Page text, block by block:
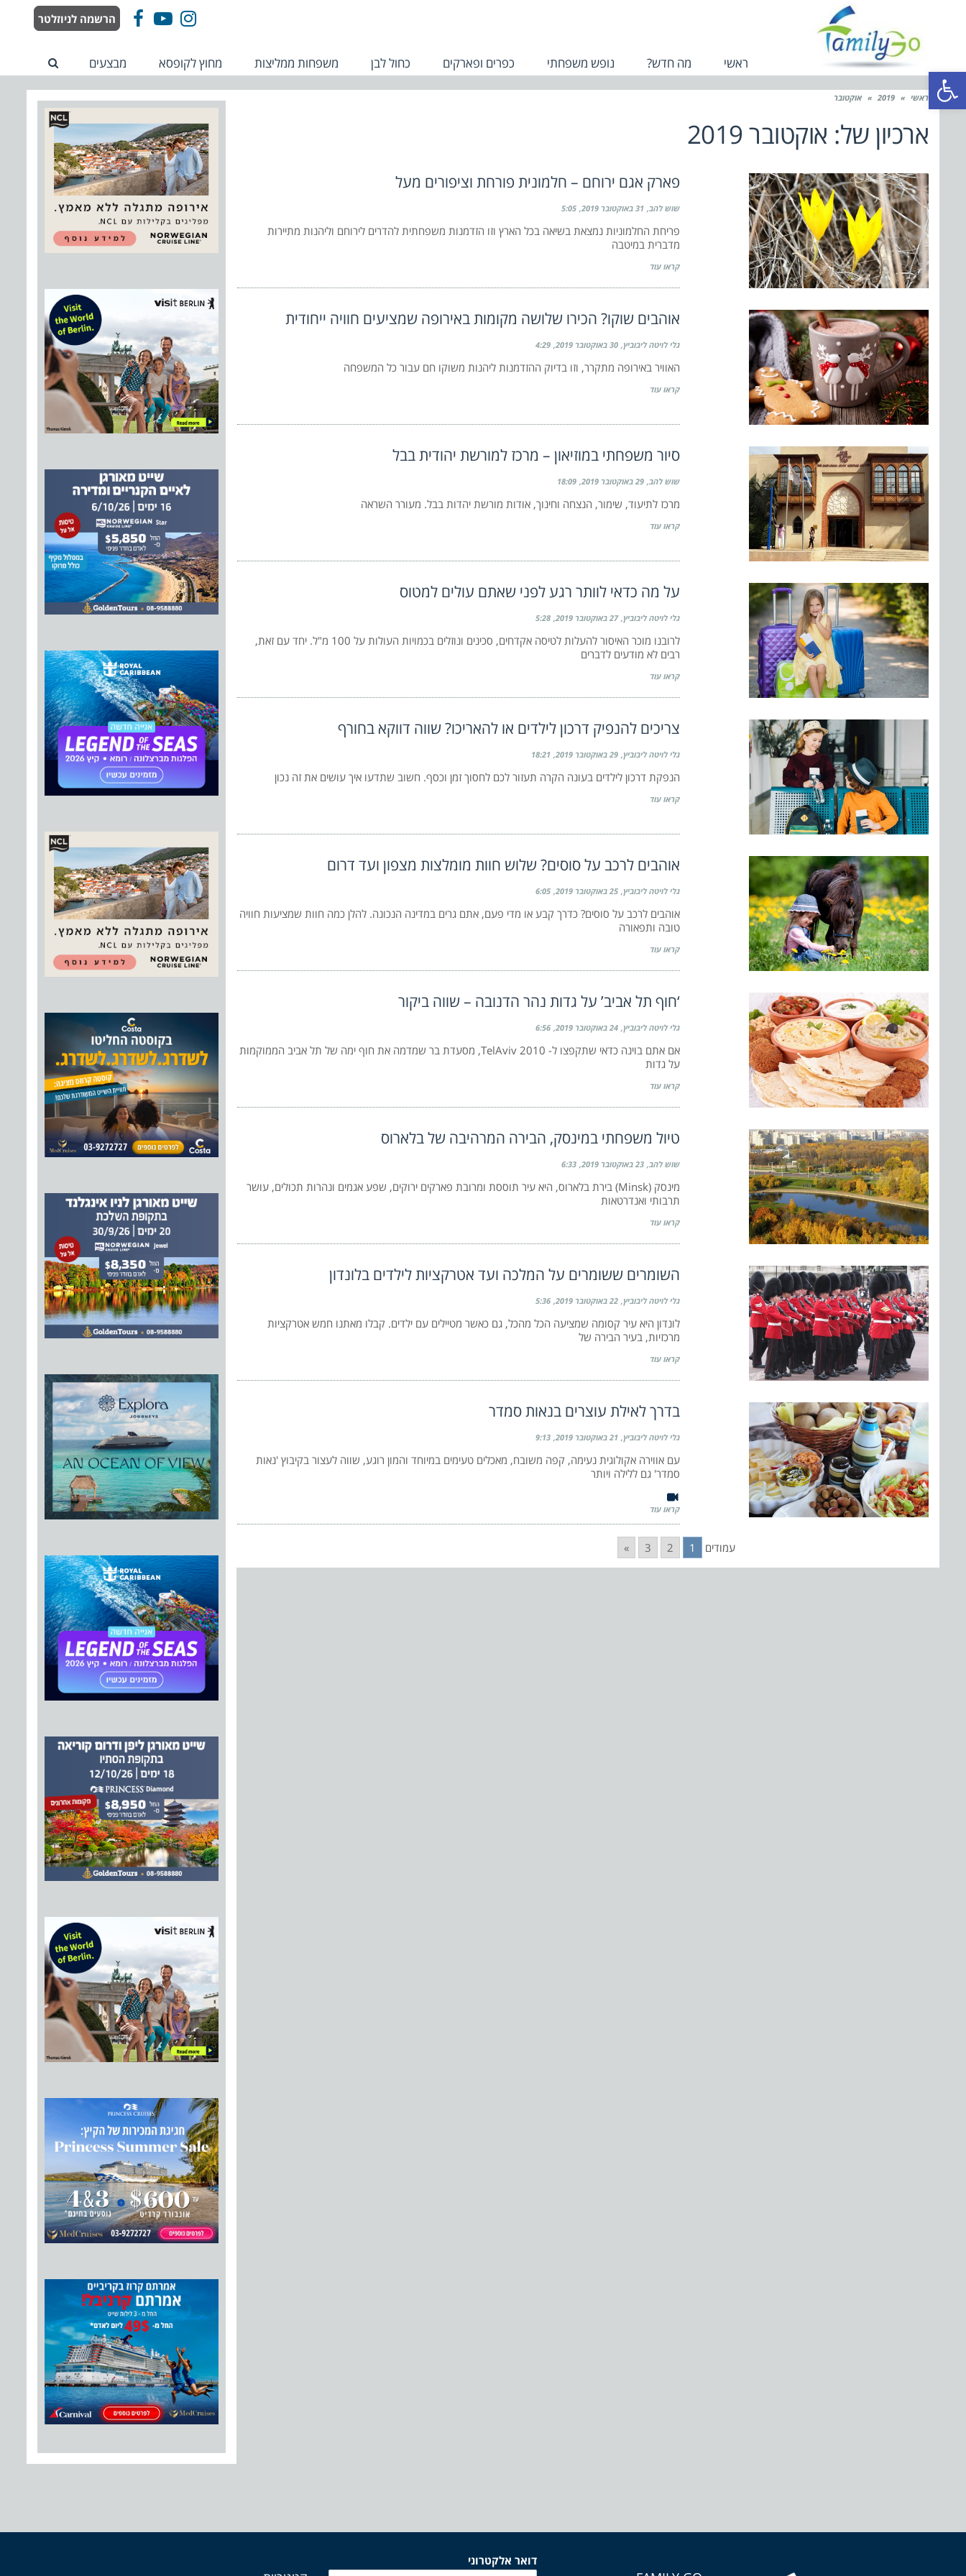
פתח סרגל נגישות
FacebookYouTube
Instagram הרשמה לניוזלטר
ראשי מה חדש? נופש משפחתי כפרים ופארקים כחול לבן משפחות ממליצות מחוץ לקופסא מבצעים
ראשי »
2019
» אוקטובר
ארכיון של: אוקטובר 2019
פארק אגם ירוחם – חלמונית פורחת וציפורים מעל
שוש להב 31 באוקטובר 2019 5:05
פריחת החלמוניות נמצאת בשיאה בכל הארץ וזו הזדמנות משפחתית להדרים לירוחם וליהנות מתיירות
מדברית במיטבה
קראו עוד
אוהבים שוקו? הכירו שלושה מקומות באירופה שמציעים חוויה ייחודית
גלי לויטה ליבוביץ 30 באוקטובר 2019 4:29
האוויר באירופה מתקרר, וזו בדיוק ההזדמנות ליהנות משוקו חם עבור כל המשפחה
קראו עוד
סיור משפחתי במוזיאון – מרכז למורשת יהודית בבל
שוש להב 29 באוקטובר 2019 18:09
מרכז לתיעוד, שימור, הנצחה וחינוך, אודות מורשת יהדות בבל. מעורר השראה
קראו עוד
על מה כדאי לוותר רגע לפני שאתם עולים למטוס
גלי לויטה ליבוביץ 27 באוקטובר 2019 5:28
לרובנו מוכר האיסור להעלות לטיסה אקדחים, סכינים ונוזלים בכמויות העולות על 100 מ"ל. יחד עם זאת,
רבים לא מודעים לדברים
קראו עוד
צריכים להנפיק דרכון לילדים או להאריכו? שווה דווקא בחורף
גלי לויטה ליבוביץ 29 באוקטובר 2019 18:21
הנפקת דרכון לילדים בעונה הקרה תעזור לכם לחסוך זמן וכסף. חשוב שתדעו איך עושים את זה נכון
קראו עוד
אוהבים לרכב על סוסים? שלוש חוות מומלצות מצפון ועד דרום
גלי לויטה ליבוביץ 25 באוקטובר 2019 6:05
אוהבים לרכב על סוסים? כדרך קבע או מדי פעם, אתם גרים במדינה הנכונה. להלן כמה חוות שמציעות חוויה
טובה ותפאורה
קראו עוד
‘חוף תל אביב’ על גדות נהר הדנובה – שווה ביקור
גלי לויטה ליבוביץ 24 באוקטובר 2019 6:56
אם אתם בוינה כדאי שתקפצו ל- TelAviv 2010, מסעדת בר שמדמה את חוף ימה של תל אביב הממוקמות
על גדות
קראו עוד
טיול משפחתי במינסק, הבירה המרהיבה של בלארוס
שוש להב 23 באוקטובר 2019 6:33
מינסק (Minsk) בירת בלארוס, היא עיר תוססת ומרובת פארקים ירוקים, שפע אגמים ונהרות תכולים, עושר
תרבותי ואנדרטאות
קראו עוד
השומרים ששומרים על המלכה ועד אטרקציות לילדים בלונדון
גלי לויטה ליבוביץ 22 באוקטובר 2019 5:36
לונדון היא עיר קסומה שמציעה הכל מהכל, גם כאשר מטיילים עם ילדים. קבלו מאתנו חמש אטרקציות
מרכזיות, בעיר הבירה של
קראו עוד
בדרך לאילת עוצרים בנאות סמדר
גלי לויטה ליבוביץ 21 באוקטובר 2019 9:13
עם אווירה אקולוגית נעימה, קפה משובח, מאכלים טעימים במיוחד והמון רוגע, שווה לעצור בקיבוץ 'נאות
סמדר' גם ללילה ויותר
קראו עוד
עמודים 1
2
3
»
דואר אלקטרוני